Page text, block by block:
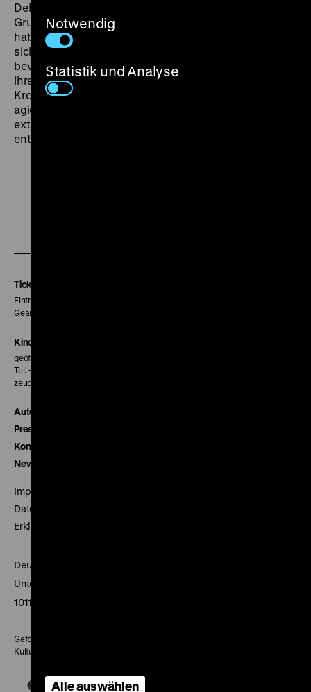
Debütantin Maria Schell als Darstellerin von
Gruschenka durch. Die Fama berichtet, die Schweizerin
habe sich gegen Marylin Monroe behauptet. Die hatte
sich aber von dem Projekt bereits verabschiedet,
bevor Maria Schell sich ins Gespräch brachte und
ihrem Lächeln einen verdorbenen Charakter verlieh. Im
Kreise eines unter der Idee des Method Acting
agierenden Ensembles konnte Schell ihr Spiel der
extremen Emotionen auf eine ganz neue Weise
entfalten. (sa)
Tickets
Eintritt 5 €
Geänderte Preise sind im Programm vermerkt.
Kinokasse
geöffnet 30 Minuten vor Beginn der ersten Vorstellung
Tel. + 49 30 20304-770
zeughauskino@dhm.de
Autor*innen
Presse
Kontakt
Newsletter
Impressum
Datenschutz
Erklärung digitale Barrierefreiheit
Deutsches Historisches Museum
Unter den Linden 2
10117 Berlin
Gefördert mit Mitteln des Beauftragten der Bundesregierung für
Kultur und Medien
Notwendig
Statistik und Analyse
Alle auswählen